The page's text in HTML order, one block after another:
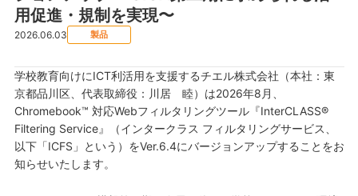
用促進・規制を実現〜
2026.06.03 製品
学校教育向けにICT利活用を支援するチエル株式会社（本社：東
京都品川区、代表取締役：川居 睦）は2026年8月、
Chromebook™ 対応Webフィルタリングツール『InterCLASS®
Filtering Service』（インタークラス フィルタリングサービス、
以下「ICFS」という）をVer.6.4にバージョンアップすることをお
知らせいたします。